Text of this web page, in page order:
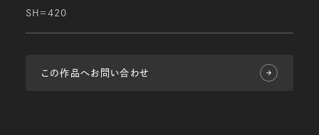
SH=420
この作品へお問い合わせ